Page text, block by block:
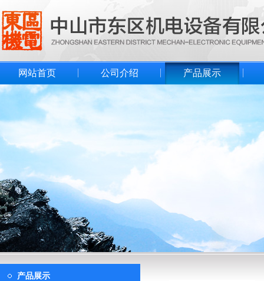
网站首页 公司介绍 产品展示
产品展示